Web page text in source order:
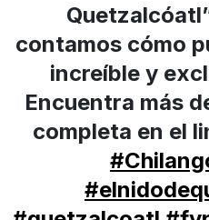
contamos cómo
increíble y
Encuentra más
completa en el